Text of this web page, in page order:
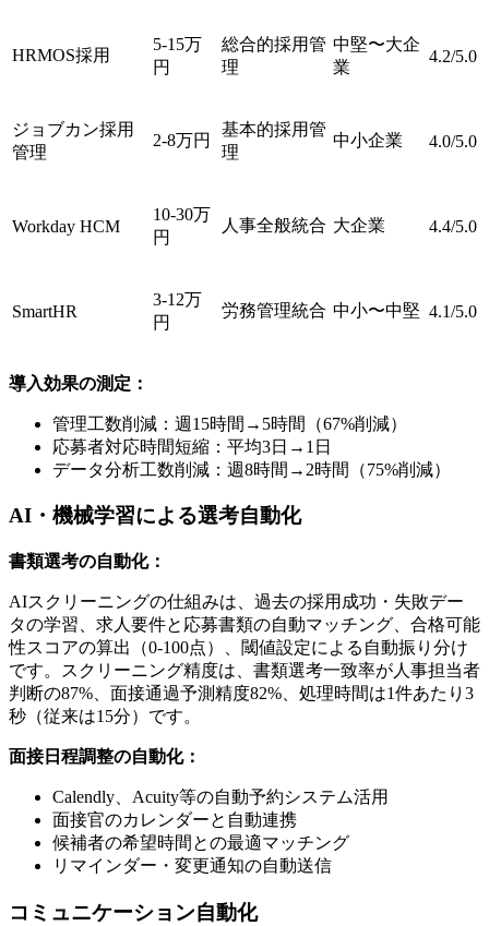
HRMOS採用
5-15万
円
総合的採用管
理
中堅〜大企
業
4.2/5.0
ジョブカン採用
管理
2-8万円
基本的採用管
理
中小企業 4.0/5.0
Workday HCM
10-30万
円
人事全般統合 大企業 4.4/5.0
SmartHR
3-12万
円
労務管理統合 中小〜中堅 4.1/5.0
導入効果の測定：
管理工数削減：週15時間→5時間（67%削減）
応募者対応時間短縮：平均3日→1日
データ分析工数削減：週8時間→2時間（75%削減）
AI・機械学習による選考自動化
書類選考の自動化：
AIスクリーニングの仕組みは、過去の採用成功・失敗デー
タの学習、求人要件と応募書類の自動マッチング、合格可能
性スコアの算出（0-100点）、閾値設定による自動振り分け
です。スクリーニング精度は、書類選考一致率が人事担当者
判断の87%、面接通過予測精度82%、処理時間は1件あたり3
秒（従来は15分）です。
面接日程調整の自動化：
Calendly、Acuity等の自動予約システム活用
面接官のカレンダーと自動連携
候補者の希望時間との最適マッチング
リマインダー・変更通知の自動送信
コミュニケーション自動化